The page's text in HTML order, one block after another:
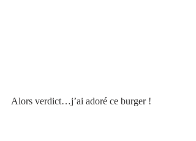
Alors verdict…j’ai adoré ce burger !